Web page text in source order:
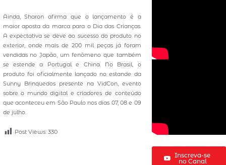
Ainda, Sharon afirma que o lançamento é a
maior aposta da marca para o Dia das Crianças.
A expectativa se deve ao sucesso do produto no
exterior, onde mais de 200 mil peças já foram
vendidas no Japão, um fenômeno que também
se estende a Portugal e China. No Brasil, o
produto foi oficialmente lançado no estande da
Sunny Brinquedos presente na VidCon, evento
sobre o mundo digital e criadores de conteúdo
que aconteceu em São Paulo nos dias 07, 08 e 09
de julho.
Post Views: 330
Inscreva-se
no Canal